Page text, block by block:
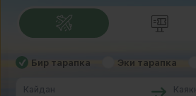
Бир тарапка Эки тарапка
Кайдан